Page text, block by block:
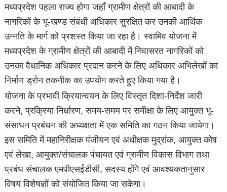
मध्यप्रदेश पहला राज्य होगा जहाँ ग्रामीण क्षेत्रों की आबादी के
नागरिकों के भू-खण्ड संबंधी अधिकार सुरक्षित कर उनकी आर्थिक
उन्नति के मार्ग को प्रशस्त किया जा रहा है। स्वामिव योजना में
मध्यप्रदेश के ग्रामीण क्षेत्रों की आबादी में निवासरत नागरिकों को
उनका वैधानिक अधिकार प्रदान करने के लिए अधिकार अभिलेखों का
निर्माण ड्रोन तकनीक का उपयोग करते हुए किया गया है।
योजना के प्रभावी क्रियान्वयन के लिए विस्तृत दिशा-निर्देश जारी
करने, प्रक्रिया निर्धारण, समय-समय पर समीक्षा के लिए आयुक्त भू-
संसाधन प्रबंधन की अध्यक्षता में एक समिति का गठन किया जायेगा।
इस समिति में महानिरीक्षक पंजीयन एवं अधीक्षक मुद्रांक, आयुक्त कोष
एवं लेखा, आयुक्त/संचालक पंचायत एवं ग्रामीण विकास विभाग तथा
प्रबंध संचालक एमपीएसईडीसी, सदस्य होंगे एवं आवश्यकतानुसार
विषय विशेषज्ञों को संयोजित किया जा सकेगा।